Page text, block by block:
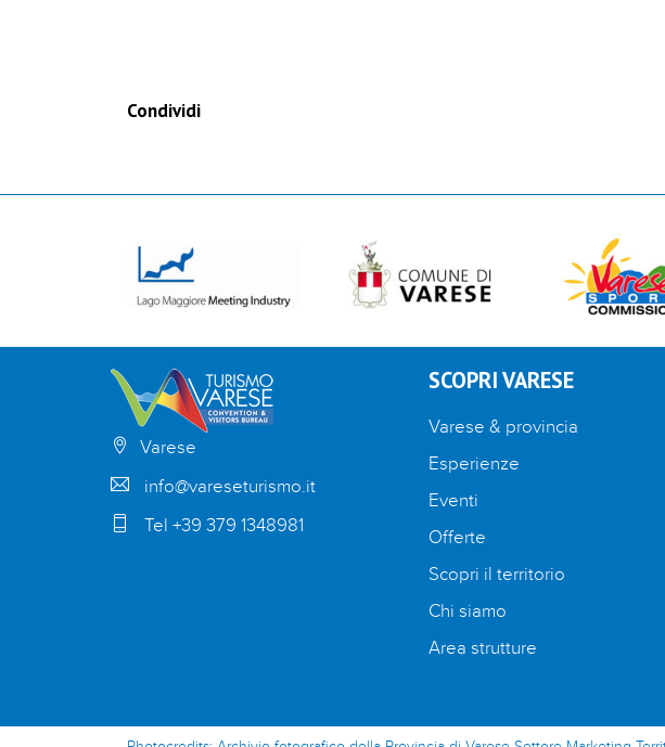
Condividi
Varese
info@vareseturismo.it
Tel +39 379 1348981
SCOPRI VARESE
Varese & provincia
Esperienze
Eventi
Offerte
Scopri il territorio
Chi siamo
Area strutture